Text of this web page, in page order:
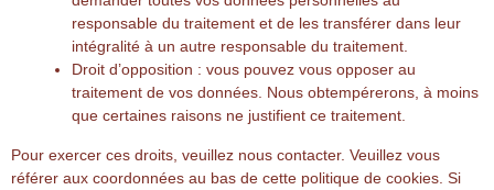
responsable du traitement et de les transférer dans leur
intégralité à un autre responsable du traitement.
Droit d’opposition : vous pouvez vous opposer au
traitement de vos données. Nous obtempérerons, à moins
que certaines raisons ne justifient ce traitement.
Pour exercer ces droits, veuillez nous contacter. Veuillez vous
référer aux coordonnées au bas de cette politique de cookies. Si